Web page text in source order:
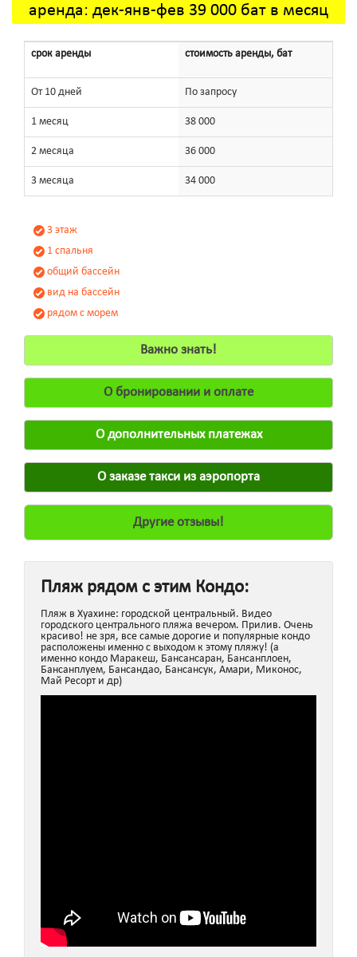
аренда: дек-янв-фев 39 000 бат в месяц
срок аренды
От 10 дней
1 месяц
2 месяца
3 месяца
стоимость аренды, бат
По запросу
38 000
36 000
34 000
3 этаж
1 спальня
общий бассейн
вид на бассейн
рядом с морем
Важно знать!
О бронировании и оплате
О дополнительных платежах
О заказе такси из аэропорта
Другие отзывы!
Пляж рядом с этим Кондо:
Пляж в Хуахине: городской центральный. Видео
городского центрального пляжа вечером. Прилив. Очень
красиво! не зря, все самые дорогие и популярные кондо
расположены именно с выходом к этому пляжу! (а
именно кондо Маракеш, Бансансаран, Бансанплоен,
Бансанплуем, Бансандао, Бансансук, Амари, Миконос,
Май Ресорт и др)